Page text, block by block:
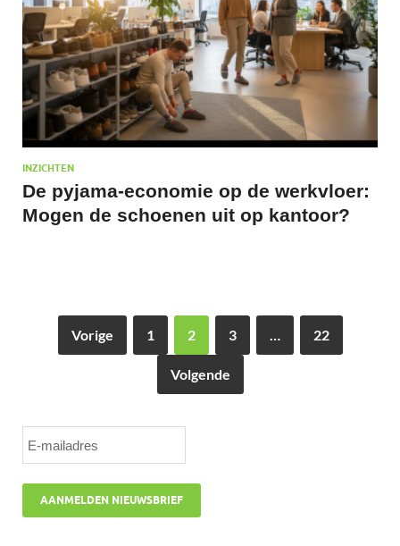
INZICHTEN
De pyjama-economie op de werkvloer:
Mogen de schoenen uit op kantoor?
Vorige 1 2 3 … 22
Volgende